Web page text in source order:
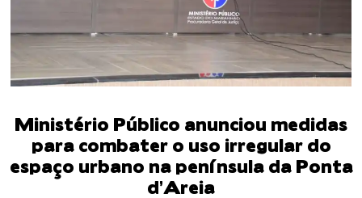
Ministério Público anunciou medidas
para combater o uso irregular do
espaço urbano na península da Ponta
d’Areia